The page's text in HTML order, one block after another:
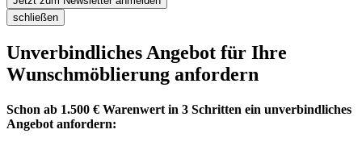
schließen
Unverbindliches Angebot für Ihre
Wunschmöblierung anfordern
Schon ab 1.500 € Warenwert in 3 Schritten ein unverbindliches
Angebot anfordern: